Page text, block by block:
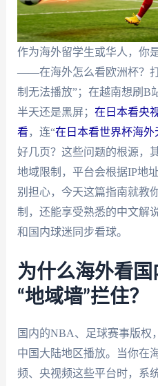
作为海外留学生或华人，你
——在海外怎么看欧洲杯？
制无法播放”；在越南想刷B
半天还是黑屏； 在日本看央
看 ，连“在日本看世界杯海外
好几页？这些问题的根源，
地域限制，平台会根据IP地
别担心，今天这篇指南就教
制，还能享受熟悉的中文解
和国内球迷同步看球。
为什么海外看
“地域墙”拦住？
国内的NBA、足球赛事版权
中国大陆地区播放。当你在
频、央视频这些平台时，系